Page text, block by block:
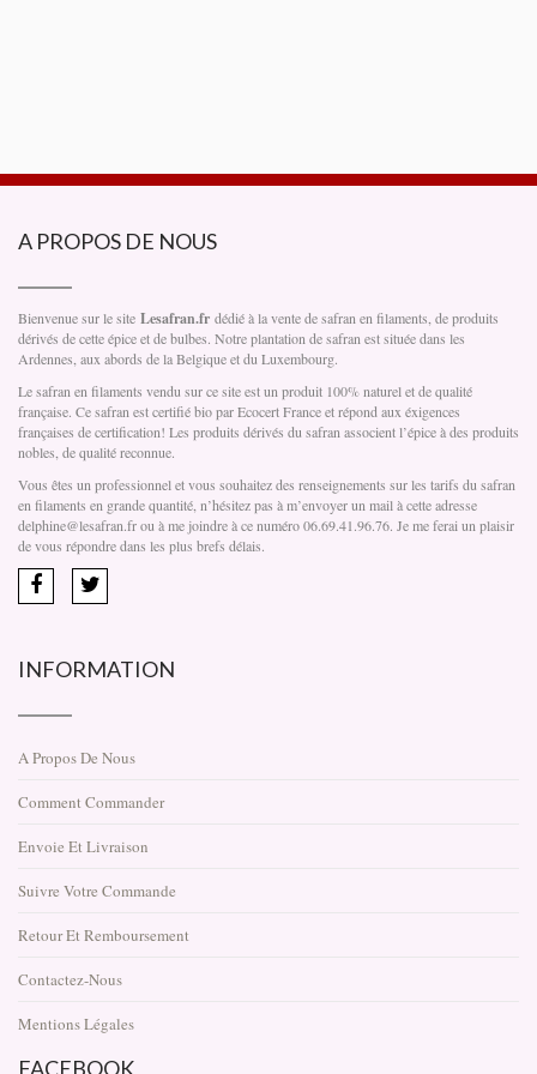
A PROPOS DE NOUS
Bienvenue sur le site Lesafran.fr dédié à la vente de safran en filaments, de produits
dérivés de cette épice et de bulbes. Notre plantation de safran est située dans les
Ardennes, aux abords de la Belgique et du Luxembourg.
Le safran en filaments vendu sur ce site est un produit 100% naturel et de qualité
française. Ce safran est certifié bio par Ecocert France et répond aux éxigences
françaises de certification! Les produits dérivés du safran associent l’épice à des produits
nobles, de qualité reconnue.
Vous êtes un professionnel et vous souhaitez des renseignements sur les tarifs du safran
en filaments en grande quantité, n’hésitez pas à m’envoyer un mail à cette adresse
delphine@lesafran.fr ou à me joindre à ce numéro 06.69.41.96.76. Je me ferai un plaisir
de vous répondre dans les plus brefs délais.
INFORMATION
A Propos De Nous
Comment Commander
Envoie Et Livraison
Suivre Votre Commande
Retour Et Remboursement
Contactez-Nous
Mentions Légales
FACEBOOK